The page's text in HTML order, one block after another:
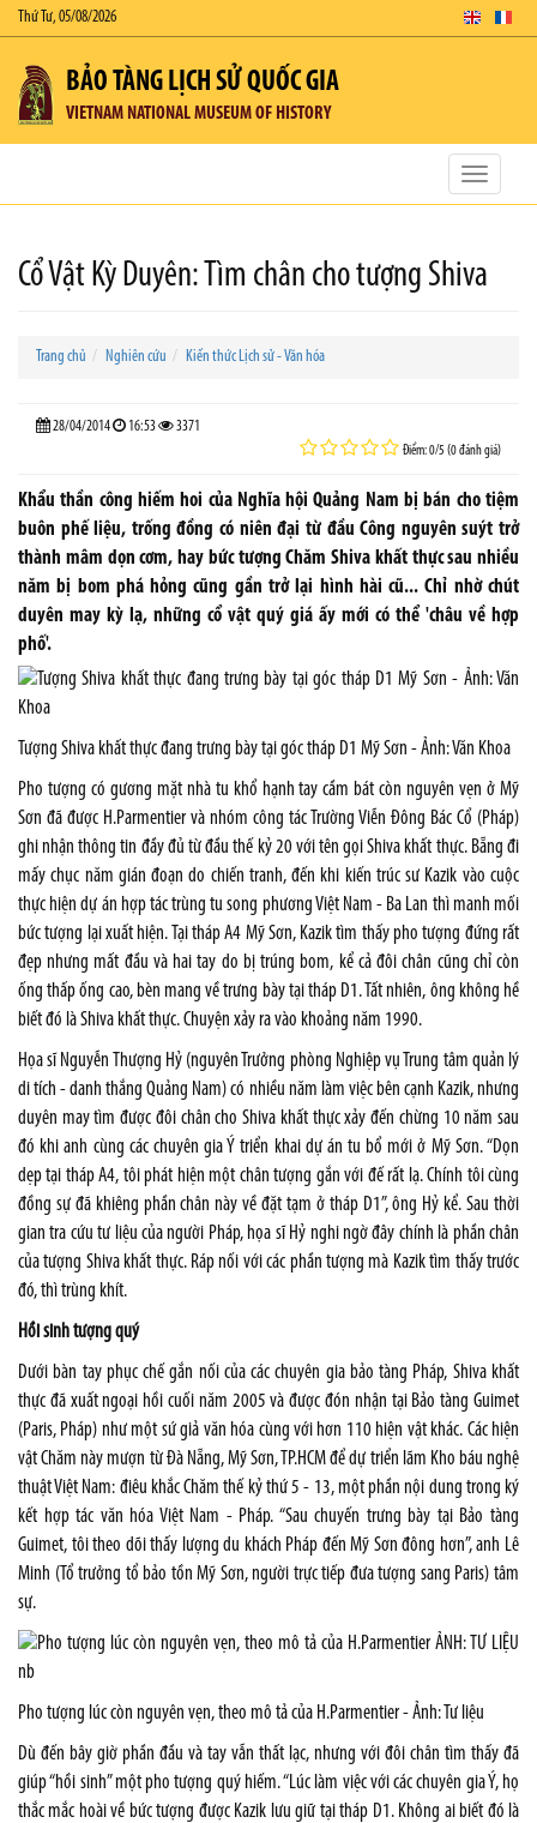
Thứ Tư, 05/08/2026
BẢO TÀNG LỊCH SỬ QUỐC GIA
VIETNAM NATIONAL MUSEUM OF HISTORY
Toggle
Cổ Vật Kỳ Duyên: Tìm chân cho tượng Shiva
Trang chủ Nghiên cứu Kiến thức Lịch sử - Văn hóa
28/04/2014 16:53 3371
Điểm: 0/5 (0 đánh giá)
Khẩu thần công hiếm hoi của Nghĩa hội Quảng Nam bị bán cho tiệm
buôn phế liệu, trống đồng có niên đại từ đầu Công nguyên suýt trở
thành mâm dọn cơm, hay bức tượng Chăm Shiva khất thực sau nhiều
năm bị bom phá hỏng cũng gần trở lại hình hài cũ... Chỉ nhờ chút
duyên may kỳ lạ, những cổ vật quý giá ấy mới có thể 'châu về hợp
phố'.
Tượng Shiva khất thực đang trưng bày tại góc tháp D1 Mỹ Sơn - Ảnh: Văn Khoa
Pho tượng có gương mặt nhà tu khổ hạnh tay cầm bát còn nguyên vẹn ở Mỹ
Sơn đã được H.Parmentier và nhóm công tác Trường Viễn Đông Bác Cổ (Pháp)
ghi nhận thông tin đầy đủ từ đầu thế kỷ 20 với tên gọi Shiva khất thực. Bẵng đi
mấy chục năm gián đoạn do chiến tranh, đến khi kiến trúc sư Kazik vào cuộc
thực hiện dự án hợp tác trùng tu song phương Việt Nam - Ba Lan thì manh mối
bức tượng lại xuất hiện. Tại tháp A4 Mỹ Sơn, Kazik tìm thấy pho tượng đứng rất
đẹp nhưng mất đầu và hai tay do bị trúng bom, kể cả đôi chân cũng chỉ còn
ống thấp ống cao, bèn mang về trưng bày tại tháp D1. Tất nhiên, ông không hề
biết đó là Shiva khất thực. Chuyện xảy ra vào khoảng năm 1990.
Họa sĩ Nguyễn Thượng Hỷ (nguyên Trưởng phòng Nghiệp vụ Trung tâm quản lý
di tích - danh thắng Quảng Nam) có nhiều năm làm việc bên cạnh Kazik, nhưng
duyên may tìm được đôi chân cho Shiva khất thực xảy đến chừng 10 năm sau
đó khi anh cùng các chuyên gia Ý triển khai dự án tu bổ mới ở Mỹ Sơn. “Dọn
dẹp tại tháp A4, tôi phát hiện một chân tượng gắn với đế rất lạ. Chính tôi cùng
đồng sự đã khiêng phần chân này về đặt tạm ở tháp D1”, ông Hỷ kể. Sau thời
gian tra cứu tư liệu của người Pháp, họa sĩ Hỷ nghi ngờ đây chính là phần chân
của tượng Shiva khất thực. Ráp nối với các phần tượng mà Kazik tìm thấy trước
đó, thì trùng khít.
Hồi sinh tượng quý
Dưới bàn tay phục chế gắn nối của các chuyên gia bảo tàng Pháp, Shiva khất
thực đã xuất ngoại hồi cuối năm 2005 và được đón nhận tại Bảo tàng Guimet
(Paris, Pháp) như một sứ giả văn hóa cùng với hơn 110 hiện vật khác. Các hiện
vật Chăm này mượn từ Đà Nẵng, Mỹ Sơn, TP.HCM để dự triển lãm Kho báu nghệ
thuật Việt Nam: điêu khắc Chăm thế kỷ thứ 5 - 13, một phần nội dung trong ký
kết hợp tác văn hóa Việt Nam - Pháp. “Sau chuyến trưng bày tại Bảo tàng
Guimet, tôi theo dõi thấy lượng du khách Pháp đến Mỹ Sơn đông hơn”, anh Lê
Minh (Tổ trưởng tổ bảo tồn Mỹ Sơn, người trực tiếp đưa tượng sang Paris) tâm
sự.
Pho tượng lúc còn nguyên vẹn, theo mô tả của H.Parmentier - Ảnh: Tư liệu
Dù đến bây giờ phần đầu và tay vẫn thất lạc, nhưng với đôi chân tìm thấy đã
giúp “hồi sinh” một pho tượng quý hiếm. “Lúc làm việc với các chuyên gia Ý, họ
thắc mắc hoài về bức tượng được Kazik lưu giữ tại tháp D1. Không ai biết đó là